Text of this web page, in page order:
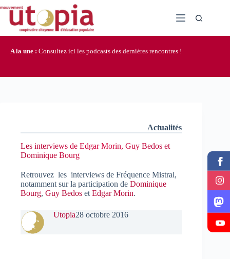
contenu
A la une : Consultez ici les podcasts des dernières rencontres !
Actualités
Les interviews de Edgar Morin, Guy Bedos et
Dominique Bourg
Retrouvez les interviews de Fréquence Mistral,
notamment sur la participation de Dominique
Bourg, Guy Bedos et Edgar Morin.
Utopia28 octobre 2016